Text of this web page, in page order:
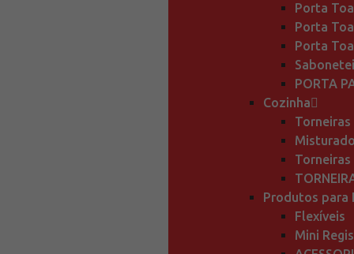
Porta
Porta
Porta
PORTA
Cozinha
Torneiras
Torneiras
Produtos para
Flexíveis
Mini